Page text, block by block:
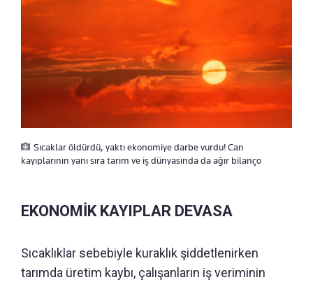
Sıcaklar öldürdü, yaktı ekonomiye darbe vurdu! Can
kayıplarının yanı sıra tarım ve iş dünyasında da ağır bilanço
EKONOMİK KAYIPLAR DEVASA
Sıcaklıklar sebebiyle kuraklık şiddetlenirken
tarımda üretim kaybı, çalışanların iş veriminin